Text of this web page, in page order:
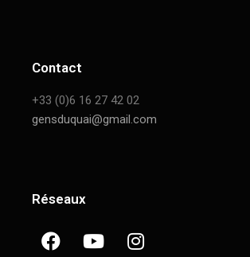
Contact
+33 (0)6 16 27 42 02
gensduquai@gmail.com
Réseaux